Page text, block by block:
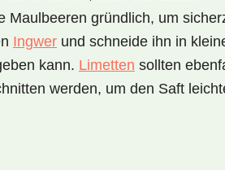
Maulbeeren gründlich, um
Ingwer und schneide ihn in
kann. Limetten sollten
werden, um den Saft